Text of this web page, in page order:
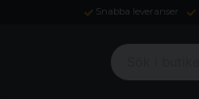
Snabba leveranser
Sök i butiken ...